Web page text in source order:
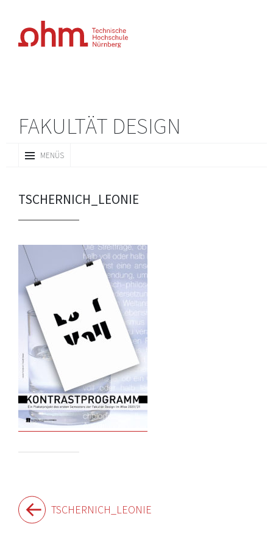
FAKULTÄT DESIGN
MENÜS
INHALT
TSCHERNICH_LEONIE
Beitragsnavigation
TSCHERNICH_LEONIE